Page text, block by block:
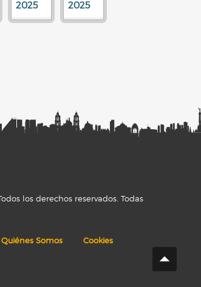
2025
2025
los derechos reservados. Todas
Quiénes Somos Cookies